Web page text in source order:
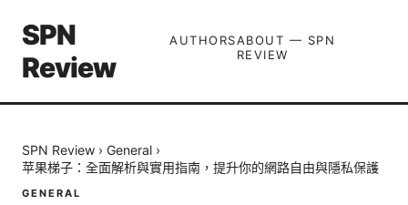
SPN
Review
AUTHORSABOUT — SPN
REVIEW
SPN Review › General ›
苹果梯子：全面解析與實用指南，提升你的網路自由與隱私保護
GENERAL